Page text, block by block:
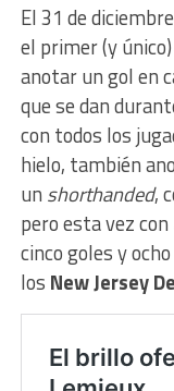
El 31 de
el primer (y
anotar un gol en
que se dan
con todos los
hielo, también
un shorthanded,
pero esta vez con
cinco goles y
los New Jersey